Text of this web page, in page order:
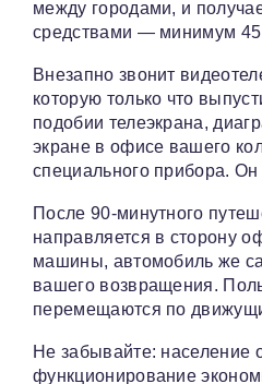
между городами, и
средствами — минимум 45
Внезапно звонит
которую только что
подобии телеэкрана,
экране в офисе вашего
специального прибора.
После 90-минутного
направляется в сторону
машины, автомобиль же
вашего возвращения.
перемещаются по
Не забывайте: население
функционирование